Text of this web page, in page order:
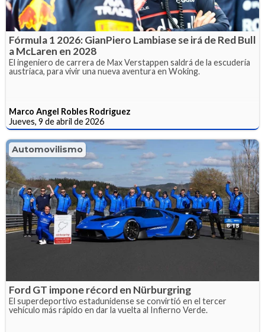
Fórmula 1 2026: GianPiero Lambiase se irá de Red Bull
a McLaren en 2028
El ingeniero de carrera de Max Verstappen saldrá de la escudería
austriaca, para vivir una nueva aventura en Woking.
Marco Angel Robles Rodriguez
Jueves, 9 de abril de 2026
Automovilismo
Ford GT impone récord en Nürburgring
El superdeportivo estadunidense se convirtió en el tercer
vehículo más rápido en dar la vuelta al Infierno Verde.